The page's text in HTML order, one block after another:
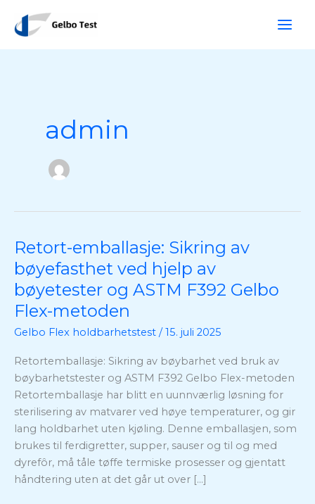
rett
admin
Retort-emballasje: Sikring av
bøyefasthet ved hjelp av
bøyetester og ASTM F392 Gelbo
Flex-metoden
Gelbo Flex holdbarhetstest /15. juli 2025
Retortemballasje: Sikring av bøybarhet ved bruk av
bøybarhetstester og ASTM F392 Gelbo Flex-metoden
Retortemballasje har blitt en uunnværlig løsning for
sterilisering av matvarer ved høye temperaturer, og gir
lang holdbarhet uten kjøling. Denne emballasjen, som
brukes til ferdigretter, supper, sauser og til og med
dyrefôr, må tåle tøffe termiske prosesser og gjentatt
håndtering uten at det går ut over […]
Retort-
emballasje:
Sikring
av
bøyefasthet
ved
av
bøyetester
og
ASTM
F392
Gelbo
Flex-
metoden
ø
k